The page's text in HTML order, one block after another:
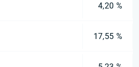
4,20 %
17,55 %